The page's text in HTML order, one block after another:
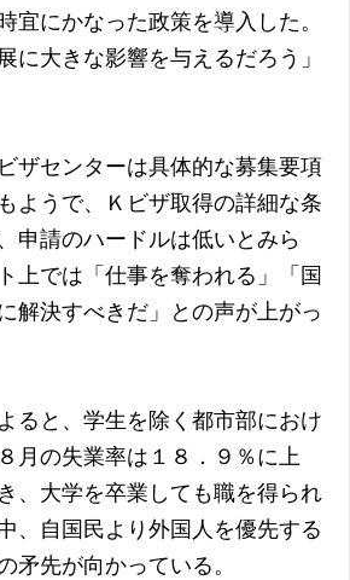
宜にかなった政策を導入した。
に大きな影響を与えるだろう」
ザセンターは具体的な募集要項
ようで、Ｋビザ取得の詳細な条
申請のハードルは低いとみら
上では「仕事を奪われる」「国
解決すべきだ」との声が上がっ
ると、学生を除く都市部におけ
月の失業率は１８．９％に上
、大学を卒業しても職を得られ
、自国民より外国人を優先する
矛先が向かっている。